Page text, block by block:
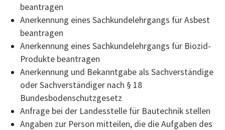
beantragen
Anerkennung eines Sachkundelehrgangs für Asbest
beantragen
Anerkennung eines Sachkundelehrgangs für Biozid-
Produkte beantragen
Anerkennung und Bekanntgabe als Sachverständige
oder Sachverständiger nach § 18
Bundesbodenschutzgesetz
Anfrage bei der Landesstelle für Bautechnik stellen
Angaben zur Person mitteilen, die die Aufgaben des